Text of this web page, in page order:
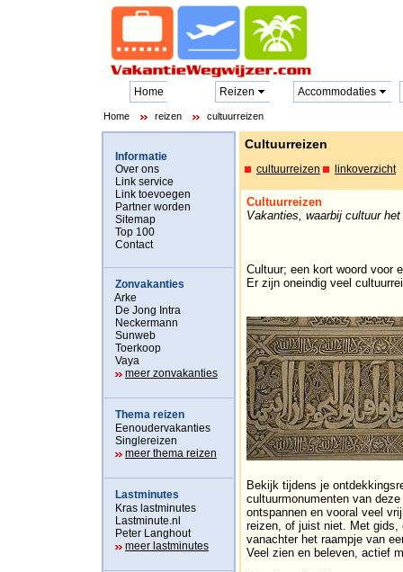
Home Reizen Accommodaties
Home reizen cultuurreizen
Informatie
Over ons
Link service
Link toevoegen
Partner worden
Sitemap
Top 100
Contact
Zonvakanties
Arke
De Jong Intra
Neckermann
Sunweb
Toerkoop
Vaya
meer zonvakanties
Thema reizen
Eenoudervakanties
Singlereizen
meer thema reizen
Lastminutes
Kras lastminutes
Lastminute.nl
Peter Langhout
meer lastminutes
Cultuurreizen
cultuurreizen linkoverzicht
Cultuurreizen
Vakanties, waarbij cultuur
Cultuur; een kort woord voor
Er zijn oneindig veel
Bekijk tijdens je
cultuurmonumenten van
ontspannen en vooral veel
reizen, of juist niet. Met gids,
vanachter het raampje van
Veel zien en beleven, actief